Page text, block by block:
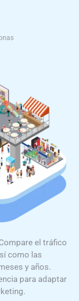
el tráfico
como las
y años.
para adaptar